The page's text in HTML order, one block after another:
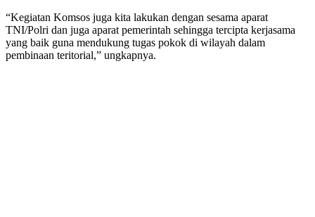
“Kegiatan Komsos juga kita lakukan dengan sesama aparat
TNI/Polri dan juga aparat pemerintah sehingga tercipta kerjasama
yang baik guna mendukung tugas pokok di wilayah dalam
pembinaan teritorial,” ungkapnya.